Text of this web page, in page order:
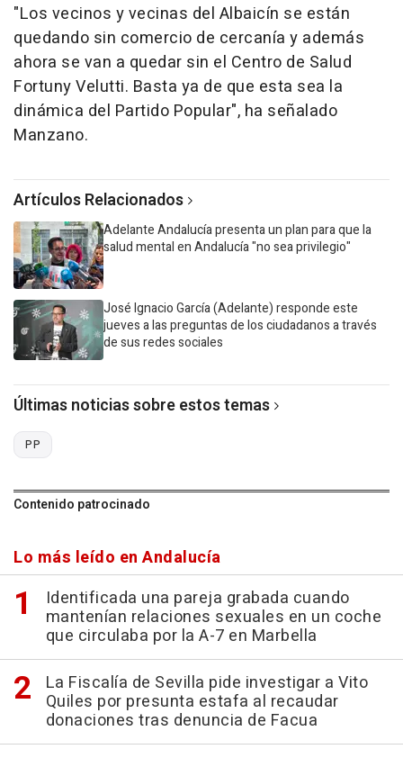
"Los vecinos y vecinas del Albaicín se están
quedando sin comercio de cercanía y además
ahora se van a quedar sin el Centro de Salud
Fortuny Velutti. Basta ya de que esta sea la
dinámica del Partido Popular", ha señalado
Manzano.
Artículos Relacionados
Adelante Andalucía presenta un plan para que la
salud mental en Andalucía "no sea privilegio"
José Ignacio García (Adelante) responde este
jueves a las preguntas de los ciudadanos a través
de sus redes sociales
Últimas noticias sobre estos temas
PP
Contenido patrocinado
Lo más leído en Andalucía
Identificada una pareja grabada cuando
mantenían relaciones sexuales en un coche
que circulaba por la A-7 en Marbella
La Fiscalía de Sevilla pide investigar a Vito
Quiles por presunta estafa al recaudar
donaciones tras denuncia de Facua